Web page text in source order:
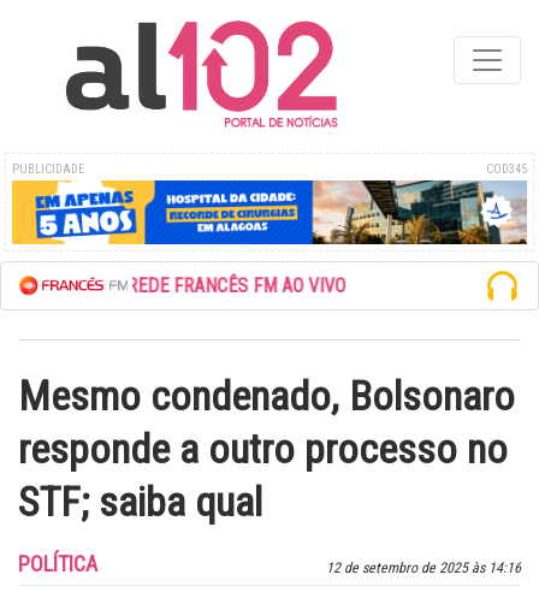
PUBLICIDADE COD345
ESCUTE A REDE FRANCÊS FM AO VIVO
Mesmo condenado, Bolsonaro
responde a outro processo no
STF; saiba qual
12 de setembro de 2025 às 14:16
POLÍTICA